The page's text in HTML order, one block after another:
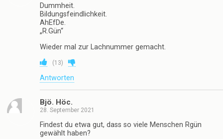
Dummheit.
Bildungsfeindlichkeit.
AhEfDe.
„R.Gün“
Wieder mal zur Lachnummer gemacht.
(13)
Antworten
Bjö. Höc.
28. September 2021
Findest du etwa gut, dass so viele Menschen Rgün
gewählt haben?